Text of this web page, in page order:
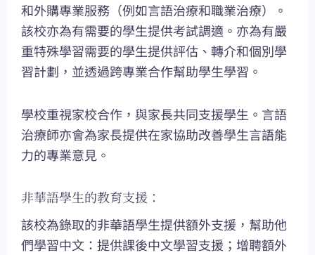
和外購專業服務（例如言語治療和職業治療）。
該校亦為有需要的學生提供考試調適。亦為有嚴
重特殊學習需要的學生提供評估、轉介和個別學
習計劃，並透過跨專業合作幫助學生學習。
學校重視家校合作，與家長共同支援學生。言語
治療師亦會為家長提供在家協助改善學生言語能
力的專業意見。
非華語學生的教育支援：
該校為錄取的非華語學生提供額外支援，幫助他
們學習中文：提供課後中文學習支援；增聘額外